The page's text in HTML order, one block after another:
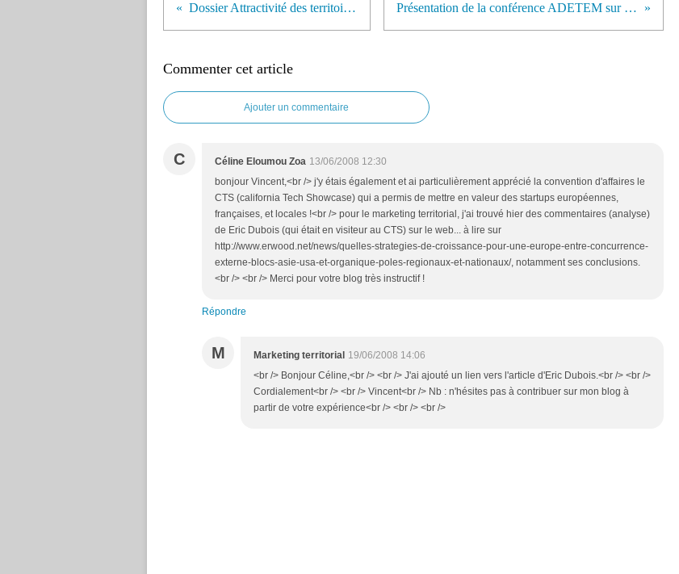
Dossier Attractivité des territoires d'Inter-Régions Présentation de la conférence ADETEM sur l'attractivité des territoires
Commenter cet article
Ajouter un commentaire
C Céline Eloumou Zoa 13/06/2008 12:30
bonjour Vincent,<br /> j'y étais également et ai particulièrement apprécié la convention d'affaires le
CTS (california Tech Showcase) qui a permis de mettre en valeur des startups européennes,
françaises, et locales !<br /> pour le marketing territorial, j'ai trouvé hier des commentaires (analyse)
de Eric Dubois (qui était en visiteur au CTS) sur le web... à lire sur
http://www.erwood.net/news/quelles-strategies-de-croissance-pour-une-europe-entre-concurrence-
externe-blocs-asie-usa-et-organique-poles-regionaux-et-nationaux/, notamment ses conclusions.
<br /> <br /> Merci pour votre blog très instructif !
Répondre
M Marketing territorial 19/06/2008 14:06
<br /> Bonjour Céline,<br /> <br /> J'ai ajouté un lien vers l'article d'Eric Dubois.<br /> <br />
Cordialement<br /> <br /> Vincent<br /> Nb : n'hésites pas à contribuer sur mon blog à
partir de votre expérience<br /> <br /> <br />